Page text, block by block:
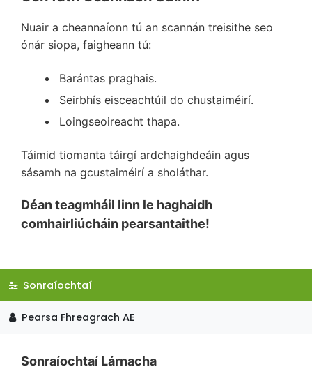
Nuair a cheannaíonn tú an scannán treisithe seo
ónár siopa, faigheann tú:
Barántas praghais.
Seirbhís eisceachtúil do chustaiméirí.
Loingseoireacht thapa.
Táimid tiomanta táirgí ardchaighdeáin agus
sásamh na gcustaiméirí a sholáthar.
Déan teagmháil linn le haghaidh
comhairliúcháin pearsantaithe!
Sonraíochtaí
Pearsa Fhreagrach AE
Sonraíochtaí Lárnacha